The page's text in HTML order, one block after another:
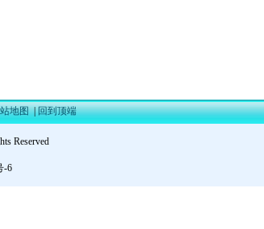
地图|回到顶端
Reserved
-6